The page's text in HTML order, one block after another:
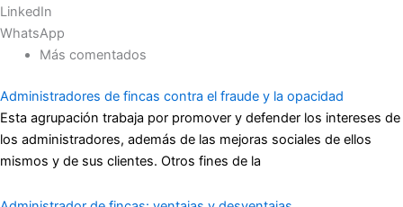
LinkedIn
WhatsApp
Más comentados
Administradores de fincas contra el fraude y la opacidad
Esta agrupación trabaja por promover y defender los intereses de
los administradores, además de las mejoras sociales de ellos
mismos y de sus clientes. Otros fines de la